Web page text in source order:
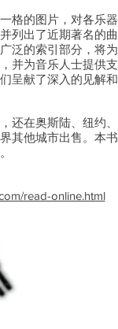
格的图片，对各乐器
列出了近期著名的曲
泛的索引部分，将为
并为音乐人士提供支
呈献了深入的见解和
还在奥斯陆、纽约、
其他城市出售。本书
read-online.html